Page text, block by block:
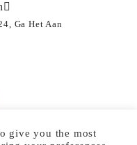
Ga Het Aan
VOELEN
give you the most